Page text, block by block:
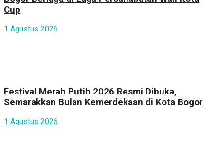
Cup
1 Agustus 2026
Festival Merah Putih 2026 Resmi Dibuka,
Semarakkan Bulan Kemerdekaan di Kota Bogor
1 Agustus 2026